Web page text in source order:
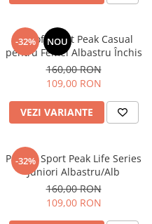
-32% NOU
Pantofi Sport Peak Casual
pentru Femei Albastru Închis
160,00 RON
109,00 RON
VEZI VARIANTE
-32%
Pantofi Sport Peak Life Series
Juniori Albastru/Alb
160,00 RON
109,00 RON